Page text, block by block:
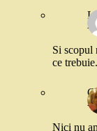
21
Si scopul
ce trebuie.
21
Nici nu